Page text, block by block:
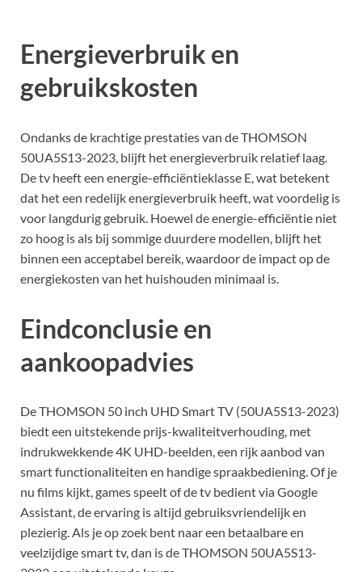
Energieverbruik en
gebruikskosten
Ondanks de krachtige prestaties van de THOMSON
50UA5S13-2023, blijft het energieverbruik relatief laag.
De tv heeft een energie-efficiëntieklasse E, wat betekent
dat het een redelijk energieverbruik heeft, wat voordelig is
voor langdurig gebruik. Hoewel de energie-efficiëntie niet
zo hoog is als bij sommige duurdere modellen, blijft het
binnen een acceptabel bereik, waardoor de impact op de
energiekosten van het huishouden minimaal is.
Eindconclusie en
aankoopadvies
De THOMSON 50 inch UHD Smart TV (50UA5S13-2023)
biedt een uitstekende prijs-kwaliteitverhouding, met
indrukwekkende 4K UHD-beelden, een rijk aanbod van
smart functionaliteiten en handige spraakbediening. Of je
nu films kijkt, games speelt of de tv bedient via Google
Assistant, de ervaring is altijd gebruiksvriendelijk en
plezierig. Als je op zoek bent naar een betaalbare en
veelzijdige smart tv, dan is de THOMSON 50UA5S13-